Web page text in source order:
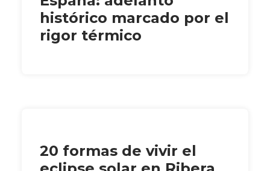
histórico marcado por el
rigor térmico
20 formas de vivir el